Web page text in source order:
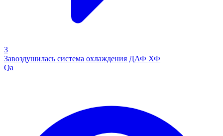
3
Завоздушилась система охлаждения ДАФ ХФ
Qa